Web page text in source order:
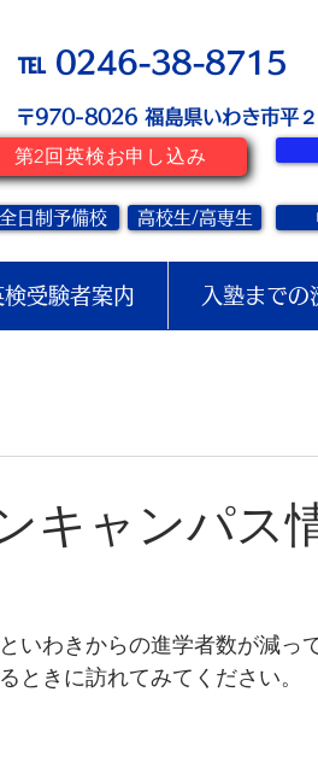
℡ 0246-38-8715
〒970-8026 福島県いわき市平
第2回英検お申し込み
全日制予備校 高校生/高専生
検受験者案内 入塾までの
キャンパス
いわきからの進学者数が減っ
ときに訪れてみてください。